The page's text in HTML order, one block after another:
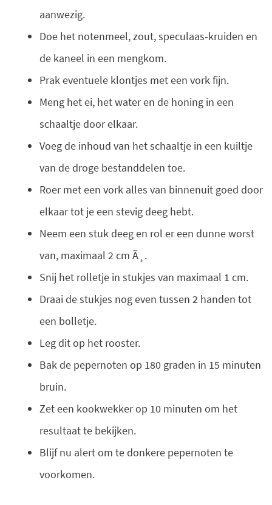
aanwezig.
Doe het notenmeel, zout, speculaas-kruiden en
de kaneel in een mengkom.
Prak eventuele klontjes met een vork fijn.
Meng het ei, het water en de honing in een
schaaltje door elkaar.
Voeg de inhoud van het schaaltje in een kuiltje
van de droge bestanddelen toe.
Roer met een vork alles van binnenuit goed door
elkaar tot je een stevig deeg hebt.
Neem een stuk deeg en rol er een dunne worst
van, maximaal 2 cm Ã¸.
Snij het rolletje in stukjes van maximaal 1 cm.
Draai de stukjes nog even tussen 2 handen tot
een bolletje.
Leg dit op het rooster.
Bak de pepernoten op 180 graden in 15 minuten
bruin.
Zet een kookwekker op 10 minuten om het
resultaat te bekijken.
Blijf nu alert om te donkere pepernoten te
voorkomen.